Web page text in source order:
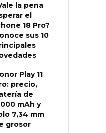
la pena
el
18 Pro?
sus 10
Play 11
precio,
de
mAh y
7,34 mm
grosor